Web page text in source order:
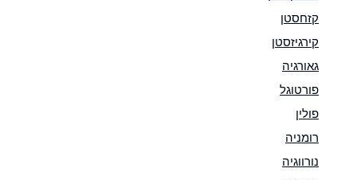
קזחסטן
קירגיזסטן
גאורגיה
פורטוגל
פולין
רומניה
נורווגיה